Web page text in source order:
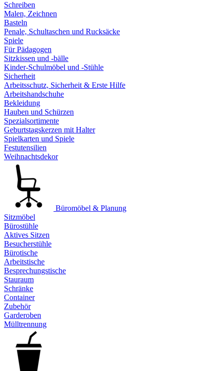
Schreiben
Malen, Zeichnen
Basteln
Penale, Schultaschen und Rucksäcke
Spiele
Für Pädagogen
Sitzkissen und -bälle
Kinder-Schulmöbel und -Stühle
Sicherheit
Arbeitsschutz, Sicherheit & Erste Hilfe
Arbeitshandschuhe
Bekleidung
Hauben und Schürzen
Spezialsortimente
Geburtstagskerzen mit Halter
Spielkarten und Spiele
Festutensilien
Weihnachtsdekor
Büromöbel & Planung
Sitzmöbel
Bürostühle
Aktives Sitzen
Besucherstühle
Bürotische
Arbeitstische
Besprechungstische
Stauraum
Schränke
Container
Zubehör
Garderoben
Mülltrennung